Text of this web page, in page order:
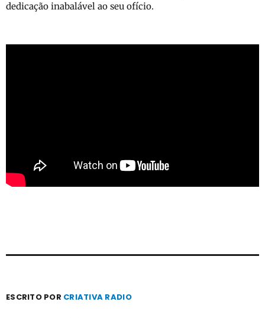
dedicação inabalável ao seu ofício.
ESCRITO POR CRIATIVA RADIO